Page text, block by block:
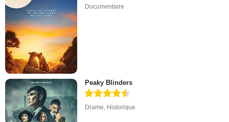
Documentaire
Peaky Blinders
Drame, Historique